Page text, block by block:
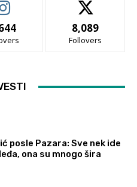
8,089
Follovers
posle Pazara: Sve nek ide
ona su mnogo šira